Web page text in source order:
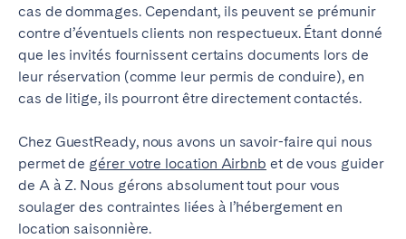
cas de dommages. Cependant, ils peuvent se prémunir
contre d’éventuels clients non respectueux. Étant donné
que les invités fournissent certains documents lors de
leur réservation (comme leur permis de conduire), en
cas de litige, ils pourront être directement contactés.
Chez GuestReady, nous avons un savoir-faire qui nous
permet de gérer votre location Airbnb et de vous guider
de A à Z. Nous gérons absolument tout pour vous
soulager des contraintes liées à l’hébergement en
location saisonnière.